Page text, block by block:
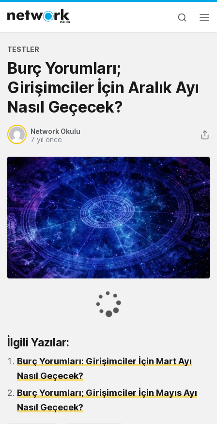
TESTLER
Burç Yorumları;
Girişimciler İçin Aralık Ayı
Nasıl Geçecek?
Network Okulu
7 yıl önce
İlgili Yazılar:
Burç Yorumları: Girişimciler İçin Mart Ayı
Nasıl Geçecek?
Burç Yorumları; Girişimciler İçin Mayıs Ayı
Nasıl Geçecek?